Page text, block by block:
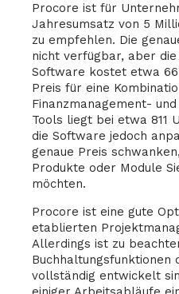
Procore ist für
Jahresumsatz von 5
zu empfehlen. Die
nicht verfügbar, aber
Software kostet etwa
Preis für eine
Finanzmanagement-
Tools liegt bei etwa 811
die Software jedoch
genaue Preis
Produkte oder Module
möchten.
Procore ist eine gute
etablierten
Allerdings ist zu
Buchhaltungsfunktionen
vollständig entwickelt